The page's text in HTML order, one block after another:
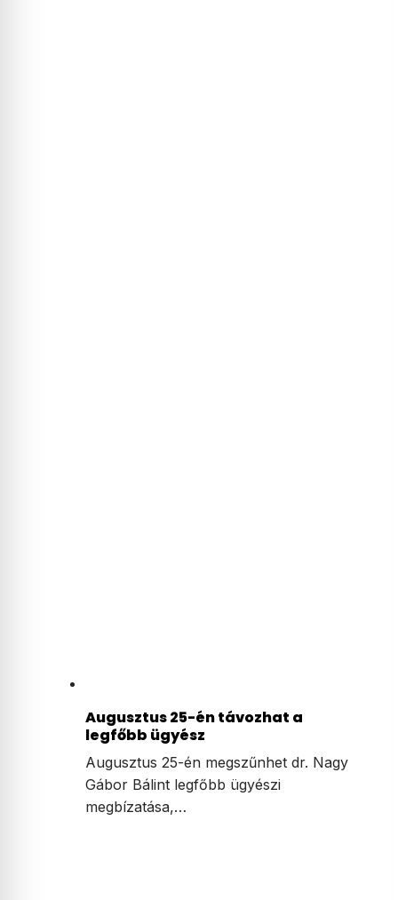
Augusztus 25-én távozhat a
legfőbb ügyész
Augusztus 25-én megszűnhet dr. Nagy
Gábor Bálint legfőbb ügyészi
megbízatása,…